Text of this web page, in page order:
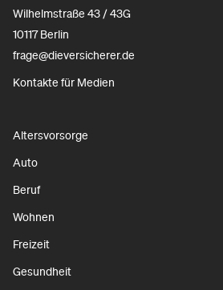
Wilhelmstraße 43 / 43G
10117 Berlin
frage@dieversicherer.de
Kontakte für Medien
Altersvorsorge
Auto
Beruf
Wohnen
Freizeit
Gesundheit